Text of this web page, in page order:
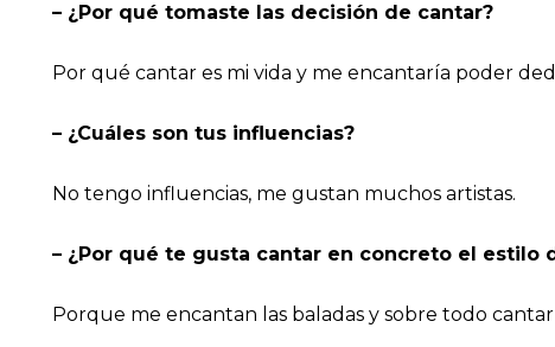
– ¿Por qué tomaste las decisión de cantar?
Por qué cantar es mi vida y me encantaría poder
– ¿Cuáles son tus influencias?
No tengo influencias, me gustan muchos artistas.
– ¿Por qué te gusta cantar en concreto el estilo
Porque me encantan las baladas y sobre todo